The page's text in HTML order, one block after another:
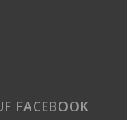
FACEBOOK